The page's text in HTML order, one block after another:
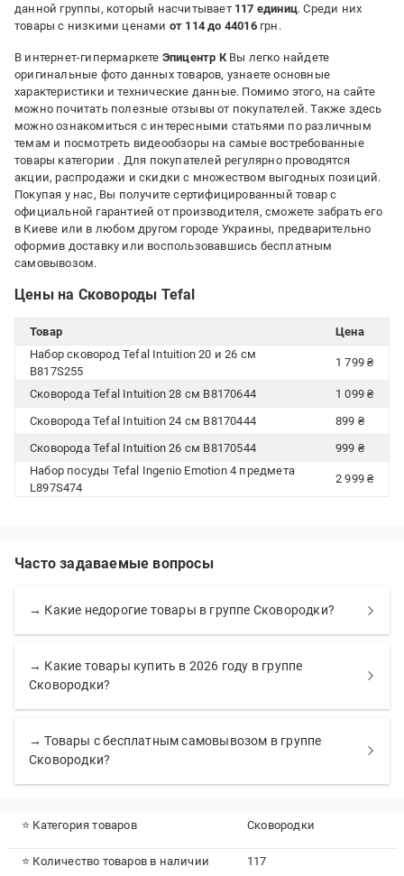
данной группы, который насчитывает 117 единиц. Среди них
товары с низкими ценами от 114 до 44016грн.
В интернет-гипермаркете Эпицентр КВы легко найдете
оригинальные фото данных товаров, узнаете основные
характеристики и технические данные. Помимо этого, на сайте
можно почитать полезные отзывы от покупателей. Также здесь
можно ознакомиться с интересными статьями по различным
темам и посмотреть видеообзоры на самые востребованные
товары категории . Для покупателей регулярно проводятся
акции, распродажи и скидки с множеством выгодных позиций.
Покупая у нас, Вы получите сертифицированный товар с
официальной гарантией от производителя, сможете забрать его
в Киеве или в любом другом городе Украины, предварительно
оформив доставку или воспользовавшись бесплатным
самовывозом.
Цены на Сковороды Tefal
Товар
Цена
Набор сковород Tefal Intuition 20 и 26 см
B817S255
1 799 ₴
Сковорода Tefal Intuition 28 cм B8170644
1 099 ₴
Сковорода Tefal Intuition 24 cм B8170444
899 ₴
Сковорода Tefal Intuition 26 cм B8170544
999 ₴
Набор посуды Tefal Ingenio Emotion 4 предмета
L897S474
2 999 ₴
Часто задаваемые вопросы
→ Какие недорогие товары в группе Сковородки?
→ Какие товары купить в 2026 году в группе
Сковородки?
→ Товары с бесплатным самовывозом в группе
Сковородки?
⭐ Категория товаров Сковородки
⭐ Количество товаров в наличии 117